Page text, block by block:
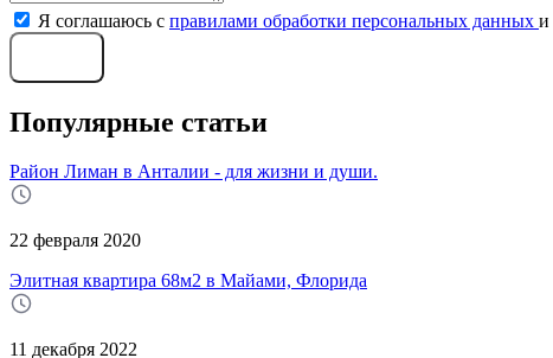
Я соглашаюсь с правилами обработки персональных данных и
Популярные статьи
Район Лиман в Анталии - для жизни и души.
22 февраля 2020
Элитная квартира 68м2 в Майами, Флорида
11 декабря 2022